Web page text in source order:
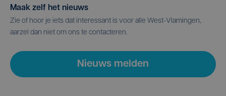
Maak zelf het nieuws
Zie of hoor je iets dat interessant is voor alle West-Vlamingen,
aarzel dan niet om ons te contacteren.
Nieuws melden